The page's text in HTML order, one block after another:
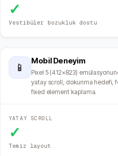
✓
Vestibüler bozukluk dostu
📱
Mobil Deneyim
Pixel 5 (412×823)
yatay scroll, dokunma hedefi,
fixed element kaplama.
YATAY SCROLL
✓
Temiz layout